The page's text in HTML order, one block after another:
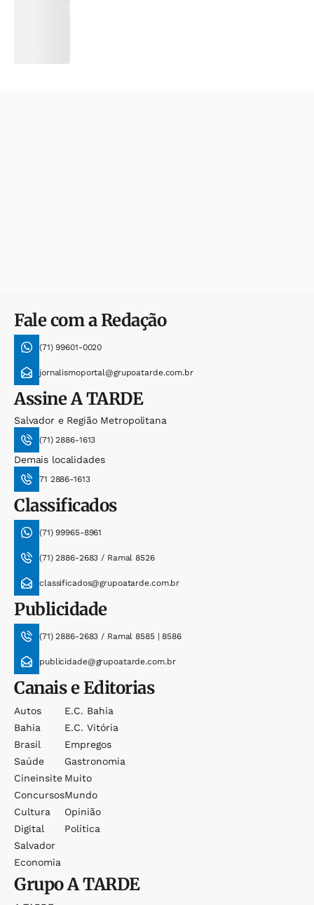
Fale com a Redação
(71) 99601-0020
jornalismoportal@grupoatarde.com.br
AssineA TARDE
Salvador e Região Metropolitana
(71) 2886-1613
Demais localidades
71 2886-1613
Classificados
(71) 99965-8961
(71) 2886-2683 / Ramal 8526
classificados@grupoatarde.com.br
Publicidade
(71) 2886-2683 / Ramal 8585 | 8586
publicidade@grupoatarde.com.br
Canais e Editorias
Autos
Bahia
Brasil
Saúde
Cineinsite
Concursos
Cultura
Digital
Salvador
Economia
E.c. Bahia
E.c. Vitória
Empregos
Gastronomia
Muito
Mundo
Opinião
Política
GrupoA TARDE